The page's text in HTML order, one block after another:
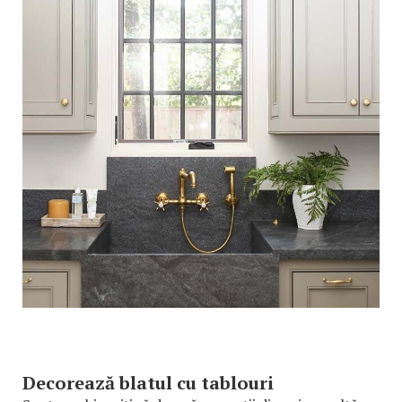
Decorează blatul cu tablouri